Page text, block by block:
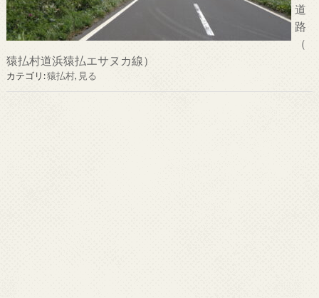
道
路
（
猿払村道浜猿払エサヌカ線）
カテゴリ:猿払村, 見る